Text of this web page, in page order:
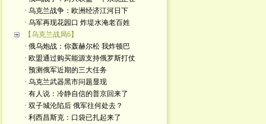
· 乌克兰战争：欧洲经济江河日下
· 乌军再现花园口 炸堤水淹老百姓
【乌克兰战局6】
· 俄乌炮战：你轰赫尔松 我炸顿巴
· 欧盟通过购买能源支持俄罗斯打仗
· 预测俄军近期的三大任务
· 乌克兰武器黑市问题显现
· 有人说：冷静自信的普京回来了
· 双子城沦陷后 俄军往何处去？
· 利西昌斯克：口袋已扎起来了